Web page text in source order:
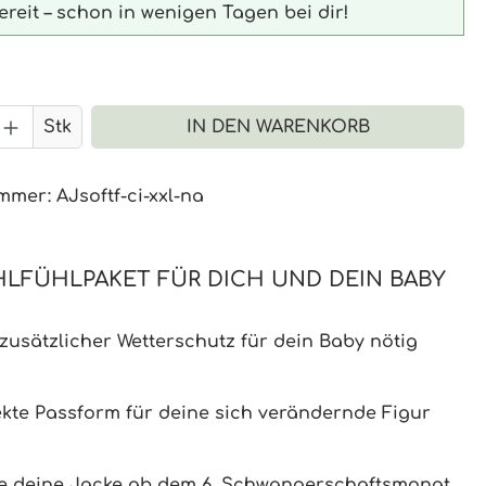
– schon in wenigen Tagen bei dir!
Anzahl: Gib den gewünschten
Stk IN DEN WARENKORB
AJsoftf-ci-xxl-na
FÜR DICH UND DEIN BABY
Wetterschutz für dein Baby nötig
Passform für deine sich verändernde Figur